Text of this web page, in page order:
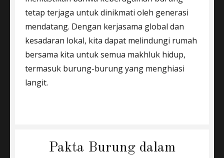
tetap terjaga untuk dinikmati oleh generasi
mendatang. Dengan kerjasama global dan
kesadaran lokal, kita dapat melindungi rumah
bersama kita untuk semua makhluk hidup,
termasuk burung-burung yang menghiasi
langit.
Pakta Burung dalam